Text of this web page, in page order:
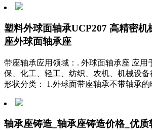
塑料外球面轴承UCP207 高精密机
座外球面轴承座
带座轴承应用领域：. 外球面轴承座 应用
保、化工、轻工、纺织、农机、机械设
形状分类： 1.外球面带座轴承不带轴承
轴承座铸造_轴承座铸造价格_优